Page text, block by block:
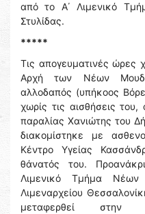
από το Α΄ Λιμενικό
Στυλίδας.
*****
Τις απογευματινές ώρες
Αρχή των Νέων
αλλοδαπός (υπήκοος
χωρίς τις αισθήσεις
παραλίας Χανιώτης του
διακομίστηκε με
Κέντρο Υγείας
θάνατός του.
Λιμενικό Τμήμα Νέων
Λιμεναρχείου
μεταφερθεί στην